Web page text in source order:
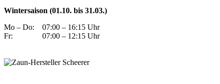
Wintersaison (01.10. bis 31.03.)
Mo – Do:
07:00 – 16:15 Uhr
Fr:
07:00 – 12:15 Uhr